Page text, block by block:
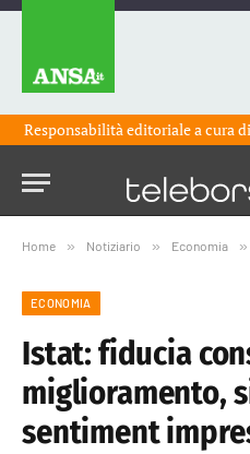
Responsabilità editoriale a cura
Home » Notiziario » Economia »
ECONOMIA
Istat: fiducia
miglioramento,
sentiment